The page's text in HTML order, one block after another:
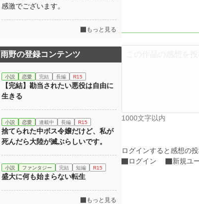
1000文字以内
ログインすると感想の投
ログイン
新規ユ
感激でございます。
もっと見る
雨野の登録コンテンツ
小説 恋愛 完結 長編 R15
【完結】勘当されたい悪役は自由に
生きる
小説 恋愛 連載中 長編 R15
捨てられた中ボス令嬢だけど、私が
死んだら大陸が滅ぶらしいです。
小説 ファンタジー 完結 短編 R15
盛大に何も始まらない転生
もっと見る